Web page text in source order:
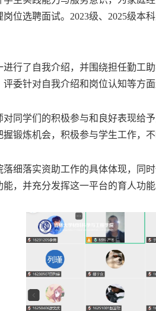
位选聘面试。2023级、2025级
行了自我介绍，并围绕担任勤工
委针对自我介绍和岗位认知等方面
同学们的积极参与和良好表现给
锻炼机会，积极参与学生工作，不
细落实资助工作的具体体现，同
，并充分发挥这一平台的育人功能